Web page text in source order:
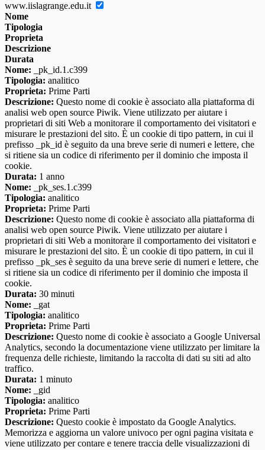
www.iislagrange.edu.it
Nome
Tipologia
Proprieta
Descrizione
Durata
Nome: _pk_id.1.c399
Tipologia: analitico
Proprieta: Prime Parti
Descrizione: Questo nome di cookie è associato alla piattaforma di
analisi web open source Piwik. Viene utilizzato per aiutare i
proprietari di siti Web a monitorare il comportamento dei visitatori e
misurare le prestazioni del sito. È un cookie di tipo pattern, in cui il
prefisso _pk_id è seguito da una breve serie di numeri e lettere, che
si ritiene sia un codice di riferimento per il dominio che imposta il
cookie.
Durata: 1 anno
Nome: _pk_ses.1.c399
Tipologia: analitico
Proprieta: Prime Parti
Descrizione: Questo nome di cookie è associato alla piattaforma di
analisi web open source Piwik. Viene utilizzato per aiutare i
proprietari di siti Web a monitorare il comportamento dei visitatori e
misurare le prestazioni del sito. È un cookie di tipo pattern, in cui il
prefisso _pk_ses è seguito da una breve serie di numeri e lettere, che
si ritiene sia un codice di riferimento per il dominio che imposta il
cookie.
Durata: 30 minuti
Nome: _gat
Tipologia: analitico
Proprieta: Prime Parti
Descrizione: Questo nome di cookie è associato a Google Universal
Analytics, secondo la documentazione viene utilizzato per limitare la
frequenza delle richieste, limitando la raccolta di dati su siti ad alto
traffico.
Durata: 1 minuto
Nome: _gid
Tipologia: analitico
Proprieta: Prime Parti
Descrizione: Questo cookie è impostato da Google Analytics.
Memorizza e aggiorna un valore univoco per ogni pagina visitata e
viene utilizzato per contare e tenere traccia delle visualizzazioni di